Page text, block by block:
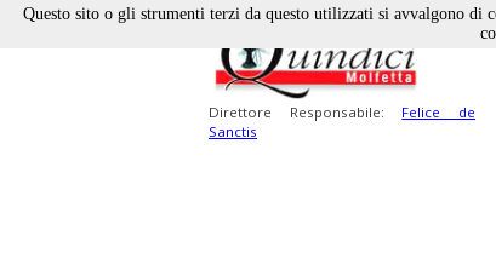
Direttore Responsabile: Felice de
Sanctis
Questo sito o gli strumenti terzi da questo utilizzati si avvalgono di